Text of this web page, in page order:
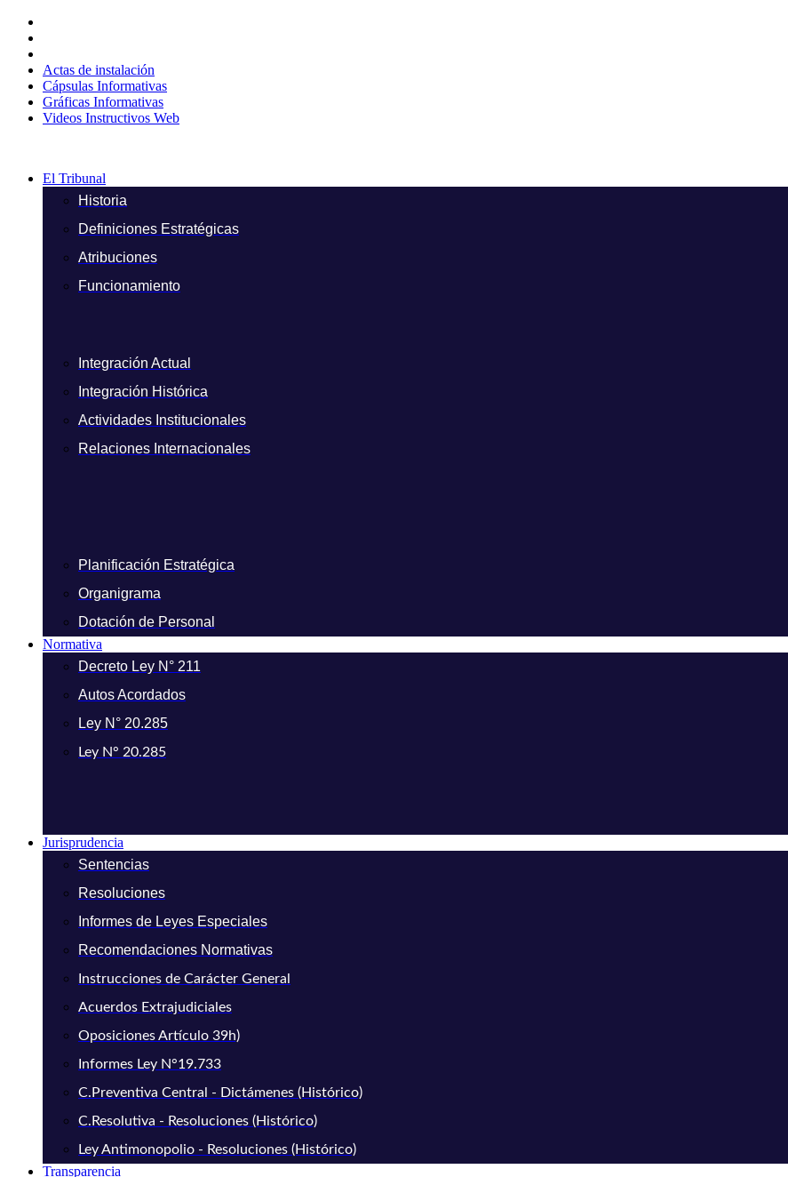
contenido
Actas de instalación
Cápsulas Informativas
Gráficas Informativas
Videos Instructivos Web
El Tribunal
Historia
Definiciones Estratégicas
Atribuciones
Funcionamiento
Integración Actual
Integración Histórica
Actividades Institucionales
Relaciones Internacionales
Planificación Estratégica
Organigrama
Dotación de Personal
Normativa
Decreto Ley N° 211
Autos Acordados
Ley N° 20.285
Ley N° 20.285
Jurisprudencia
Sentencias
Resoluciones
Informes de Leyes Especiales
Recomendaciones Normativas
Instrucciones de Carácter General
Acuerdos Extrajudiciales
Oposiciones Artículo 39h)
Informes Ley N°19.733
C.Preventiva Central - Dictámenes (Histórico)
C.Resolutiva - Resoluciones (Histórico)
Ley Antimonopolio - Resoluciones (Histórico)
Transparencia